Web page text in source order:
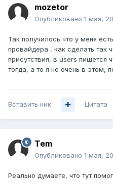
mozetor
Опубликовано 1 мая,
Так получилось что у меня
провайдера , как сделать так
присутствия, в users пишется
тогда, а то я не очень в этом,
Вставить ник Цитата
Tem
Опубликовано 1 мая,
Реально думаете, что тут